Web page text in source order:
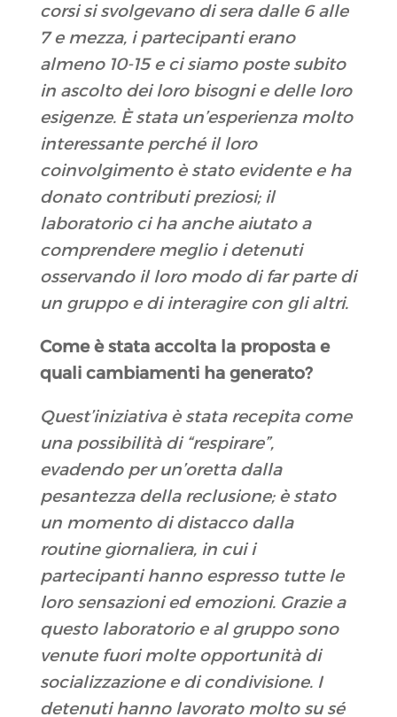
corsi si svolgevano di sera dalle 6 alle
7 e mezza, i partecipanti erano
almeno 10-15 e ci siamo poste subito
in ascolto dei loro bisogni e delle loro
esigenze. È stata un’esperienza molto
interessante perché il loro
coinvolgimento è stato evidente e ha
donato contributi preziosi; il
laboratorio ci ha anche aiutato a
comprendere meglio i detenuti
osservando il loro modo di far parte di
un gruppo e di interagire con gli altri.
Come è stata accolta la proposta e
quali cambiamenti ha generato?
Quest’iniziativa è stata recepita come
una possibilità di “respirare”,
evadendo per un’oretta dalla
pesantezza della reclusione; è stato
un momento di distacco dalla
routine giornaliera, in cui i
partecipanti hanno espresso tutte le
loro sensazioni ed emozioni. Grazie a
questo laboratorio e al gruppo sono
venute fuori molte opportunità di
socializzazione e di condivisione. I
detenuti hanno lavorato molto su sé